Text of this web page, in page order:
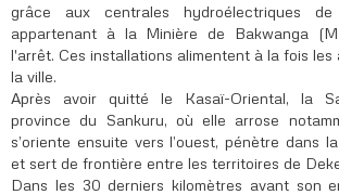
grâce aux centrales hydroélectriques
appartenant à la Minière de Bakwanga
l'arrêt. Ces installations alimentent à la fois
la ville.
Après avoir quitté le Kasaï-Oriental, la
province du Sankuru, où elle arrose
s’oriente ensuite vers l’ouest, pénètre dans
et sert de frontière entre les territoires de
Dans les 30 derniers kilomètres avant son